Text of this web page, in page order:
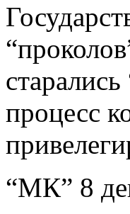
процесс
“МК” 8